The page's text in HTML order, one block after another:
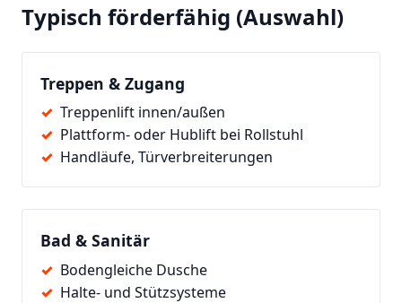
Typisch förderfähig (Auswahl)
Treppen & Zugang
Treppenlift innen/außen
Plattform- oder Hublift bei Rollstuhl
Handläufe, Türverbreiterungen
Bad & Sanitär
Bodengleiche Dusche
Halte- und Stützsysteme